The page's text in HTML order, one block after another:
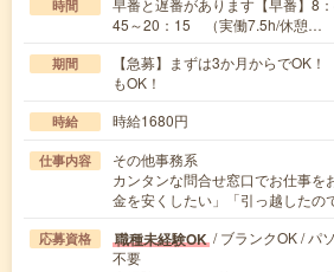
時間
45～20：15 （実働7.5h/休憩…
期間
【急募】まずは3か月からでOK
もOK！
時給 時給1680円
仕事内容
その他事務系
カンタンな問合せ窓口でお仕事
金を安くしたい」「引っ越した
応募資格 職種未経験OK / ブランクOK / パ
不要